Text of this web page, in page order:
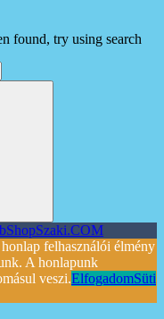
found, try using search
felhasználói élmény
A honlapunk
veszi.ElfogadomSüti